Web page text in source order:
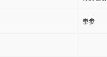
拳参